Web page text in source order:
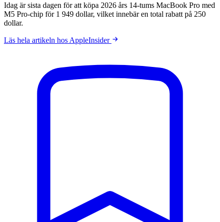
Idag är sista dagen för att köpa 2026 års 14-tums MacBook Pro med
M5 Pro-chip för 1 949 dollar, vilket innebär en total rabatt på 250
dollar.
Läs hela artikeln hos AppleInsider